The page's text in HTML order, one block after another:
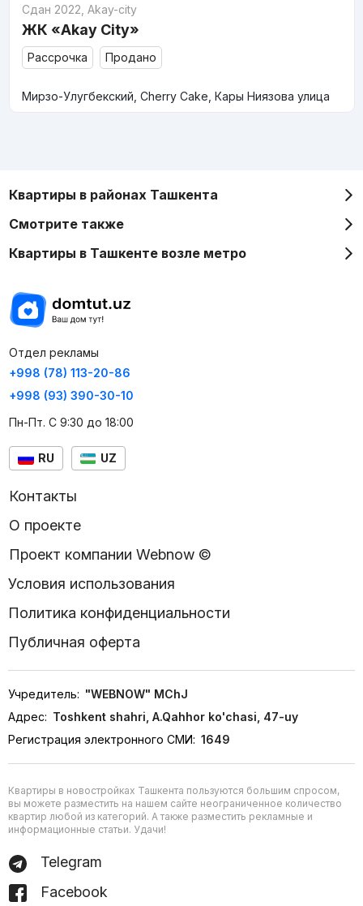
Сдан 2022 Akay-city
ЖК «Akay City»
Рассрочка Продано
Мирзо-Улугбекский, Cherry Cake, Кары Ниязова улица
Квартиры в районах Ташкента
Смотрите также
Квартиры в Ташкенте возле метро
Отдел рекламы
+998 (78) 113-20-86
+998 (93) 390-30-10
Пн-Пт. С 9:30 до 18:00
RU UZ
Контакты
О проекте
Проект компании Webnow ©
Условия использования
Политика конфиденциальности
Публичная оферта
Учредитель: "WEBNOW" MChJ
Адрес: Toshkent shahri, A.Qahhor ko'chasi, 47-uy
Регистрация электронного СМИ: 1649
Квартиры в новостройках Ташкента пользуются большим спросом,
вы можете разместить на нашем сайте неограниченное количество
квартир любой из категорий. А также разместить рекламные и
информационные статьи. Удачи!
Telegram
Facebook